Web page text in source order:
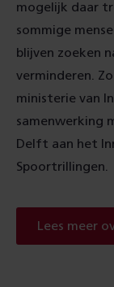
mogelijk daar
sommige
blijven zoeken
verminderen.
ministerie van
samenwerking
Delft aan het
Spoortrillingen.
Lees meer